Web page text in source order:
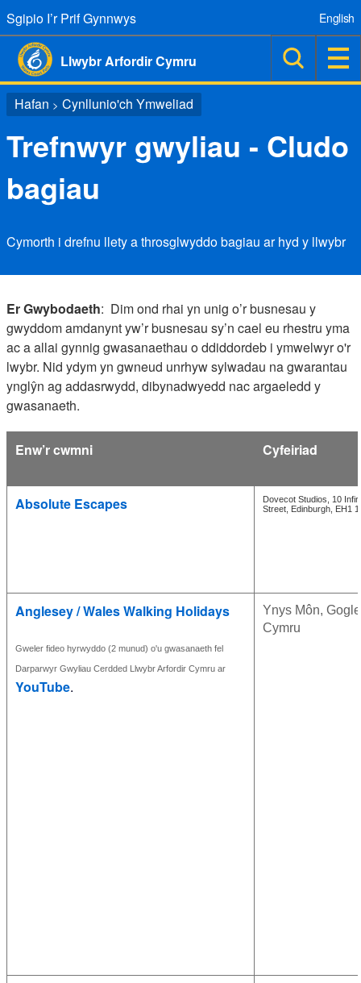
Sgipio I’r Prif Gynnwys
Llwybr Arfordir Cymru
English
Hafan > Cynllunio'ch Ymweliad
Trefnwyr gwyliau - Cludo
bagiau
Cymorth i drefnu llety a throsglwyddo bagiau ar hyd y llwybr
Er Gwybodaeth: Dim ond rhai yn unig o’r busnesau y
gwyddom amdanynt yw’r busnesau sy’n cael eu rhestru yma
ac a allai gynnig gwasanaethau o ddiddordeb i ymwelwyr o'r
lwybr. Nid ydym yn gwneud unrhyw sylwadau na gwarantau
ynglŷn ag addasrwydd, dibynadwyedd nac argaeledd y
gwasanaeth.
Enw’r cwmni Cyfeiriad
Absolute Escapes
Dovecot Studios, 10
Street, Edinburgh, EH1
Anglesey / Wales Walking Holidays
Gweler fideo hyrwyddo (2 munud) o'u gwasanaeth fel
Darparwyr Gwyliau Cerdded Llwybr Arfordir Cymru ar
YouTube.
Ynys Môn,
Cymru